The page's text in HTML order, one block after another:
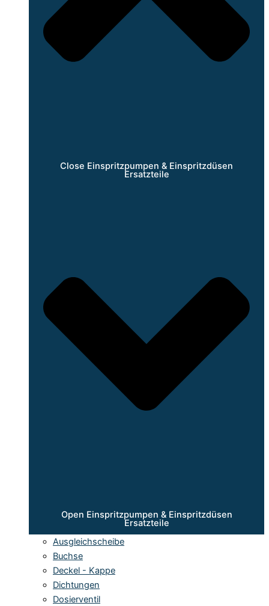
Close Einspritzpumpen & Einspritzdüsen
Ersatzteile
Open Einspritzpumpen & Einspritzdüsen
Ersatzteile
Ausgleichscheibe
Buchse
Deckel - Kappe
Dichtungen
Dosierventil